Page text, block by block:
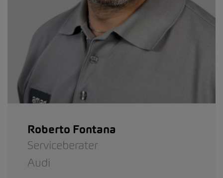
Roberto Fontana
Serviceberater
Audi